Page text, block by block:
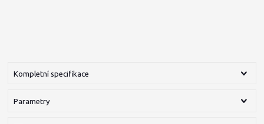
Kompletní specifikace
Parametry